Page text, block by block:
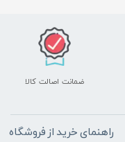
ضمانت اصالت کالا
راهنمای خرید از فروشگاه